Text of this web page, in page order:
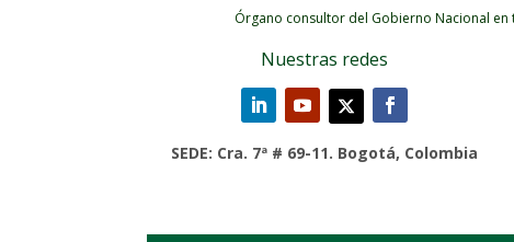
Órgano consultor del Gobierno Nacional
Nuestras redes
SEDE: Cra. 7ª # 69-11. Bogotá, Colombia